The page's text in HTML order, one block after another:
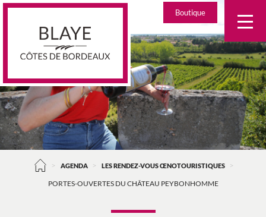
Skip
Boutique
> AGENDA > LES RENDEZ-VOUS ŒNOTOURISTIQUES >
PORTES-OUVERTES DU CHÂTEAU PEYBONHOMME